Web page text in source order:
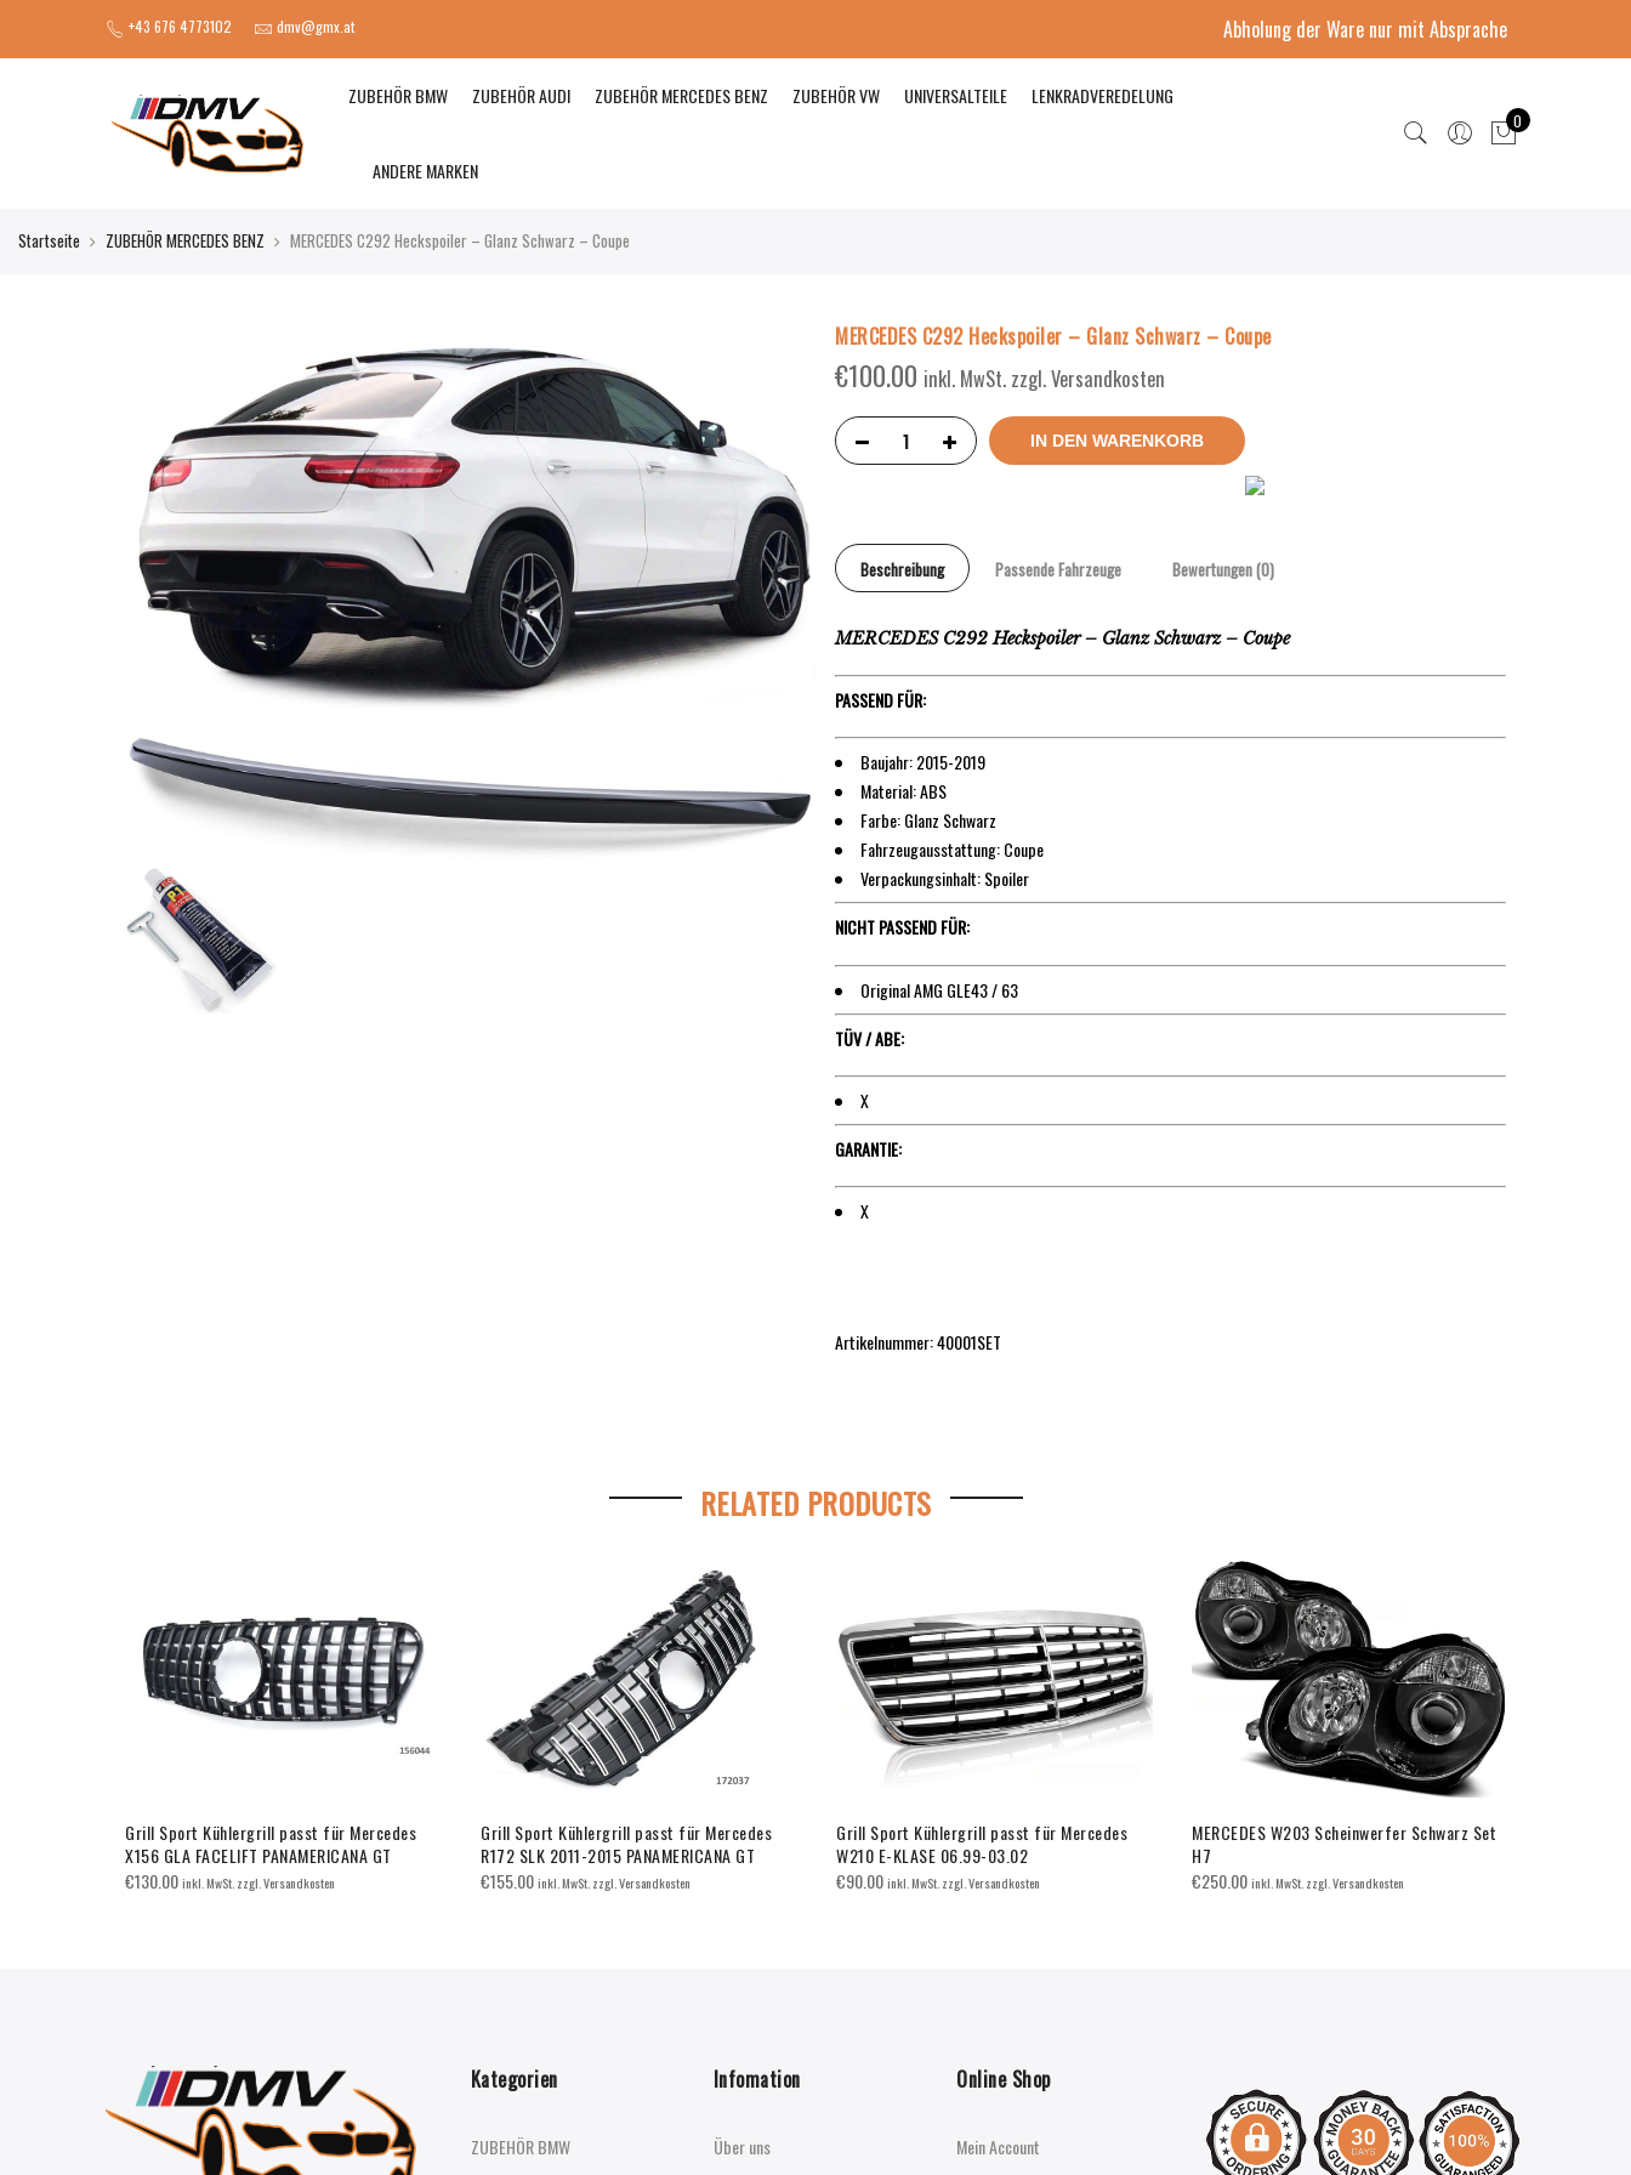
+43 676 4773102 dmv@gmx.at Abholung der Ware nur mit Absprache
ZUBEHÖR BMW ZUBEHÖR AUDI ZUBEHÖR MERCEDES BENZ ZUBEHÖR VW UNIVERSALTEILE LENKRADVEREDELUNG
ANDERE MARKEN
0
Startseite ZUBEHÖR MERCEDES BENZ MERCEDES C292 Heckspoiler – Glanz Schwarz – Coupe
MERCEDES C292 Heckspoiler – Glanz Schwarz – Coupe
€100.00 inkl. MwSt. zzgl. Versandkosten
IN DEN WARENKORB
Beschreibung Passende Fahrzeuge Bewertungen (0)
MERCEDES C292 Heckspoiler – Glanz Schwarz – Coupe
PASSEND FÜR:
Baujahr: 2015-2019
Material: ABS
Farbe: Glanz Schwarz
Fahrzeugausstattung: Coupe
Verpackungsinhalt: Spoiler
NICHT PASSEND FÜR:
Original AMG GLE43 / 63
TÜV / ABE:
X
GARANTIE:
X
Artikelnummer: 40001SET
RELATED PRODUCTS
Grill Sport Kühlergrill passt für Mercedes
X156 GLA FACELIFT PANAMERICANA GT
€130.00inkl. MwSt. zzgl. Versandkosten
Grill Sport Kühlergrill passt für Mercedes
R172 SLK 2011-2015 PANAMERICANA GT
€155.00inkl. MwSt. zzgl. Versandkosten
Grill Sport Kühlergrill passt für Mercedes
W210 E-KLASE 06.99-03.02
€90.00inkl. MwSt. zzgl. Versandkosten
MERCEDES W203 Scheinwerfer Schwarz Set
H7
€250.00inkl. MwSt. zzgl. Versandkosten
Kategorien
ZUBEHÖR BMW
Infomation
Über uns
Online Shop
Mein Account